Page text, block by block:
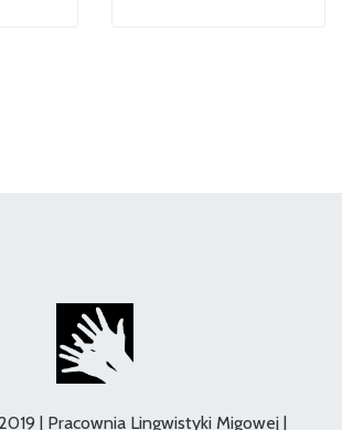
| Pracownia Lingwistyki Migowej |